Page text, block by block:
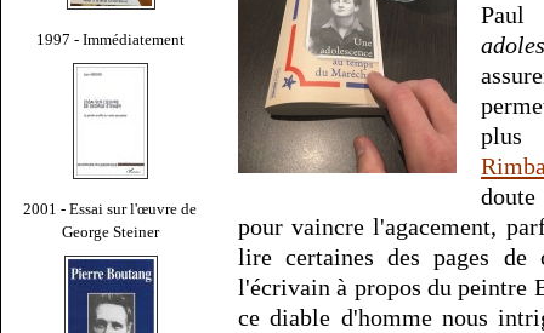
1997 - Immédiatement
2001 - Essai sur l'œuvre de
George Steiner
plus
doute
pour vaincre l'agacement,
lire certaines des pages
l'écrivain à propos du peintre
ce diable d'homme nous